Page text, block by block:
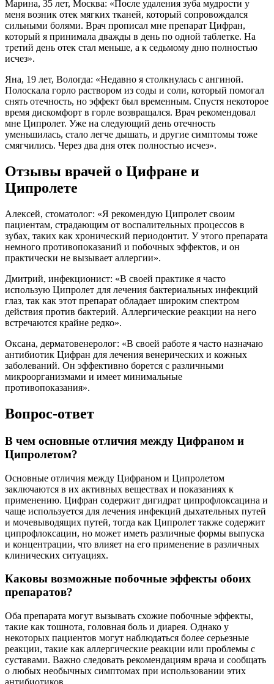
Марина, 35 лет, Москва: «После удаления зуба мудрости у
меня возник отек мягких тканей, который сопровождался
сильными болями. Врач прописал мне препарат Цифран,
который я принимала дважды в день по одной таблетке. На
третий день отек стал меньше, а к седьмому дню полностью
исчез».
Яна, 19 лет, Вологда: «Недавно я столкнулась с ангиной.
Полоскала горло раствором из соды и соли, который помогал
снять отечность, но эффект был временным. Спустя некоторое
время дискомфорт в горле возвращался. Врач рекомендовал
мне Ципролет. Уже на следующий день отечность
уменьшилась, стало легче дышать, и другие симптомы тоже
смягчились. Через два дня отек полностью исчез».
Отзывы врачей о Цифране и
Ципролете
Алексей, стоматолог: «Я рекомендую Ципролет своим
пациентам, страдающим от воспалительных процессов в
зубах, таких как хронический периодонтит. У этого препарата
немного противопоказаний и побочных эффектов, и он
практически не вызывает аллергии».
Дмитрий, инфекционист: «В своей практике я часто
использую Ципролет для лечения бактериальных инфекций
глаз, так как этот препарат обладает широким спектром
действия против бактерий. Аллергические реакции на него
встречаются крайне редко».
Оксана, дерматовенеролог: «В своей работе я часто назначаю
антибиотик Цифран для лечения венерических и кожных
заболеваний. Он эффективно борется с различными
микроорганизмами и имеет минимальные
противопоказания».
Вопрос-ответ
В чем основные отличия между Цифраном и
Ципролетом?
Основные отличия между Цифраном и Ципролетом
заключаются в их активных веществах и показаниях к
применению. Цифран содержит дигидрат ципрофлоксацина и
чаще используется для лечения инфекций дыхательных путей
и мочевыводящих путей, тогда как Ципролет также содержит
ципрофлоксацин, но может иметь различные формы выпуска
и концентрации, что влияет на его применение в различных
клинических ситуациях.
Каковы возможные побочные эффекты обоих
препаратов?
Оба препарата могут вызывать схожие побочные эффекты,
такие как тошнота, головная боль и диарея. Однако у
некоторых пациентов могут наблюдаться более серьезные
реакции, такие как аллергические реакции или проблемы с
суставами. Важно следовать рекомендациям врача и сообщать
о любых необычных симптомах при использовании этих
антибиотиков.